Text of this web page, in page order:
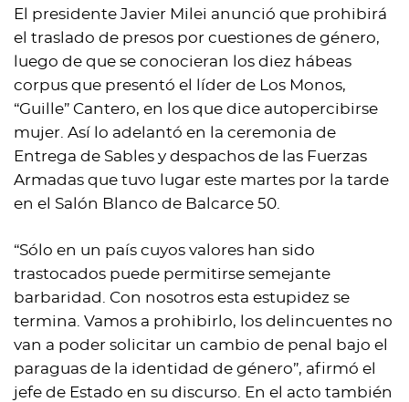
El presidente Javier Milei anunció que prohibirá
el traslado de presos por cuestiones de género,
luego de que se conocieran los diez hábeas
corpus que presentó el líder de Los Monos,
“Guille” Cantero, en los que dice autopercibirse
mujer. Así lo adelantó en la ceremonia de
Entrega de Sables y despachos de las Fuerzas
Armadas que tuvo lugar este martes por la tarde
en el Salón Blanco de Balcarce 50.
“Sólo en un país cuyos valores han sido
trastocados puede permitirse semejante
barbaridad. Con nosotros esta estupidez se
termina. Vamos a prohibirlo, los delincuentes no
van a poder solicitar un cambio de penal bajo el
paraguas de la identidad de género”, afirmó el
jefe de Estado en su discurso. En el acto también